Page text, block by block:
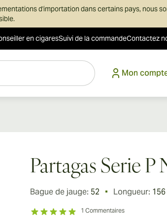
d'importation dans certains pays, nous
en cigaresSuivi de la commandeContactez
Mon
Partagas Serie P
Bague de jauge: 52 Longueur:
1 Commentaires